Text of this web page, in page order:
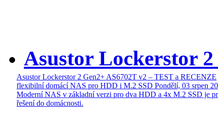
Asustor Lockerstor
Asustor Lockerstor 2 Gen2+ AS6702T v2 – TEST a RECENZE
flexibilní domácí NAS pro HDD i M.2 SSD Pondělí, 03 srpen
Moderní NAS v základní verzi pro dva HDD a 4x M.2 SSD je
řešení do domácnosti.